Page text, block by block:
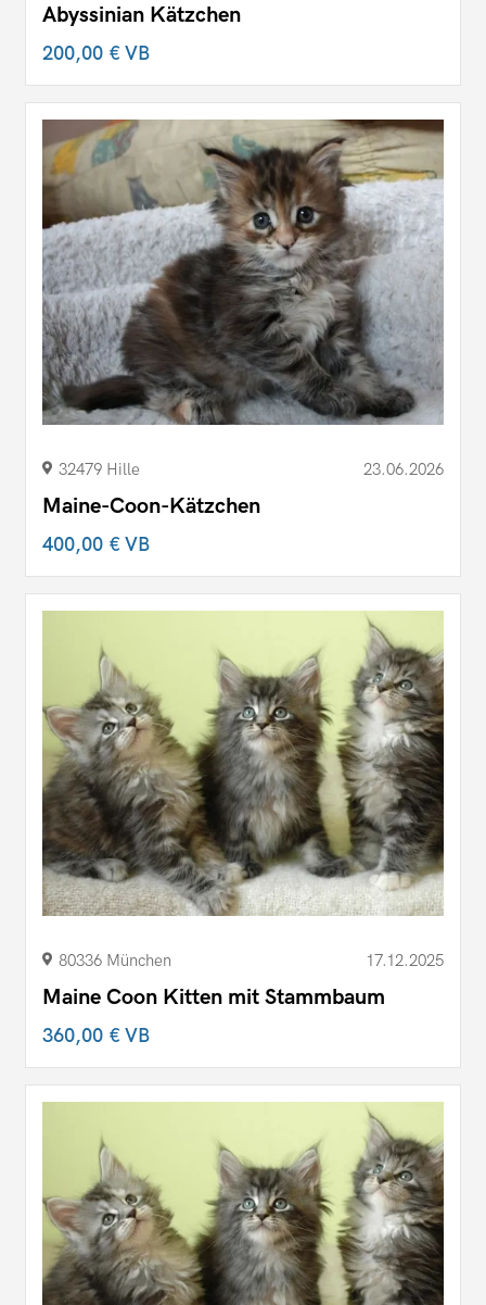
Abyssinian Kätzchen
200,00 €VB
32479 Hille 23.06.2026
Maine-Coon-Kätzchen
400,00 €VB
80336 München 17.12.2025
Maine Coon Kitten mit Stammbaum
360,00 €VB